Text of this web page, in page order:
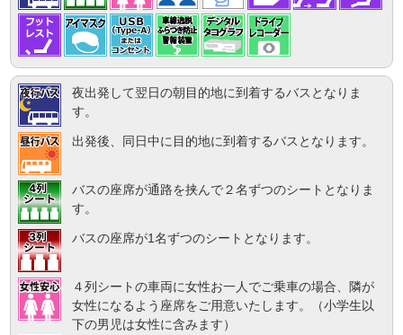
夜出発して翌日の朝目的地に到着するバスとなりま
す。
出発後、同日中に目的地に到着するバスとなります。
バスの座席が通路を挟んで２名ずつのシートとなりま
す。
バスの座席が1名ずつのシートとなります。
４列シートの車両に女性お一人でご乗車の場合、隣が
女性になるよう座席をご用意いたします。（小学生以
下の男児は女性に含みます）